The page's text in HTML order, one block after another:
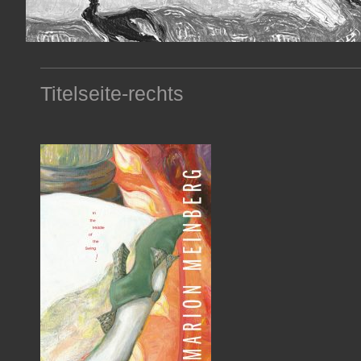
Titelseite-rechts